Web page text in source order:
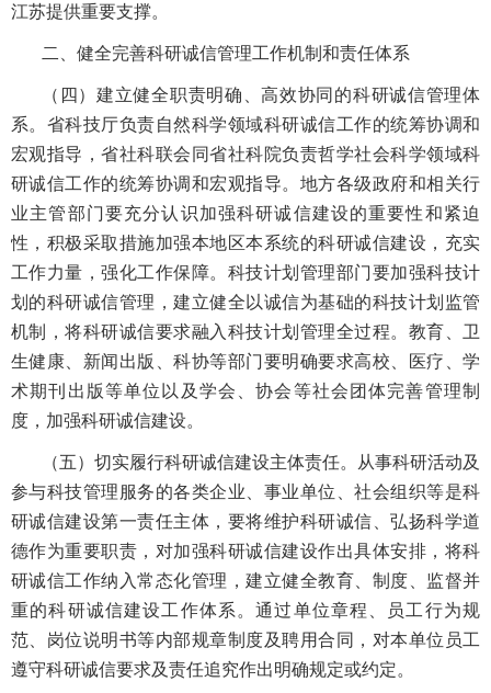
江苏提供重要支撑。
二、健全完善科研诚信管理工作机制和责任体系
（四）建立健全职责明确、高效协同的科研诚信管理体
系。省科技厅负责自然科学领域科研诚信工作的统筹协调和
宏观指导，省社科联会同省社科院负责哲学社会科学领域科
研诚信工作的统筹协调和宏观指导。地方各级政府和相关行
业主管部门要充分认识加强科研诚信建设的重要性和紧迫
性，积极采取措施加强本地区本系统的科研诚信建设，充实
工作力量，强化工作保障。科技计划管理部门要加强科技计
划的科研诚信管理，建立健全以诚信为基础的科技计划监管
机制，将科研诚信要求融入科技计划管理全过程。教育、卫
生健康、新闻出版、科协等部门要明确要求高校、医疗、学
术期刊出版等单位以及学会、协会等社会团体完善管理制
度，加强科研诚信建设。
（五）切实履行科研诚信建设主体责任。从事科研活动及
参与科技管理服务的各类企业、事业单位、社会组织等是科
研诚信建设第一责任主体，要将维护科研诚信、弘扬科学道
德作为重要职责，对加强科研诚信建设作出具体安排，将科
研诚信工作纳入常态化管理，建立健全教育、制度、监督并
重的科研诚信建设工作体系。通过单位章程、员工行为规
范、岗位说明书等内部规章制度及聘用合同，对本单位员工
遵守科研诚信要求及责任追究作出明确规定或约定。